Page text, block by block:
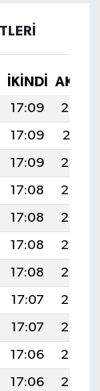
İKINDI
17:09
20:32
17:09
20:31
17:09
20:30
17:08
20:30
17:08
20:29
17:08
20:28
17:08
20:27
17:07
20:25
17:07
20:24
17:06
20:23
17:06
20:22